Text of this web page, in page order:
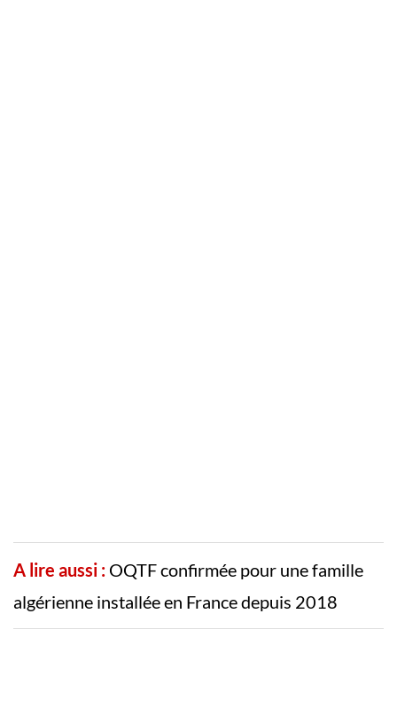
A lire aussi : OQTF confirmée pour une famille
algérienne installée en France depuis 2018